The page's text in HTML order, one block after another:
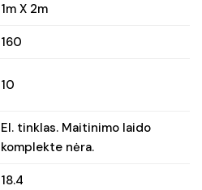
1m X 2m
160
10
El. tinklas. Maitinimo laido
komplekte nėra.
18.4